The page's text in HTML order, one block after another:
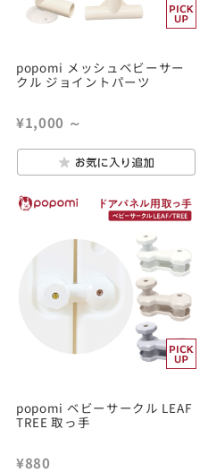
popomi メッシュベビーサー
クル ジョイントパーツ
¥1,000 ～
popomi ベビーサークル LEAF
TREE 取っ手
¥880